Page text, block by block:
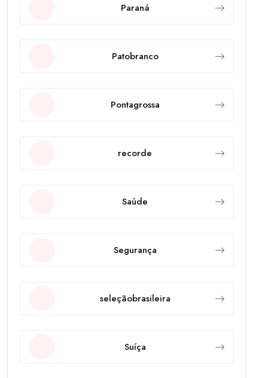
Paraná
Patobranco
Pontagrossa
recorde
Saúde
Segurança
seleçãobrasileira
Suíça